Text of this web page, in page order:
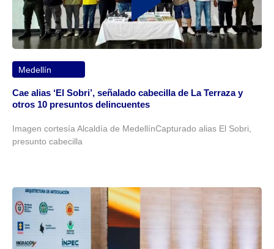
Medellín
Cae alias ‘El Sobri’, señalado cabecilla de La Terraza y
otros 10 presuntos delincuentes
Imagen cortesía Alcaldía de MedellínCapturado alias El Sobri,
presunto cabecilla